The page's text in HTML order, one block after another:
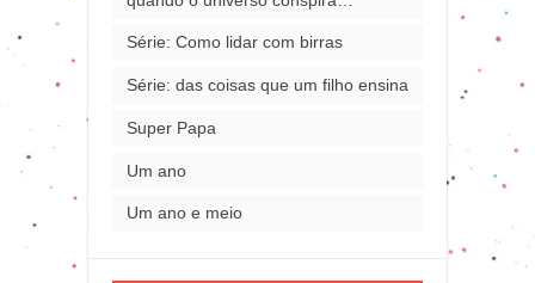
Série: Como lidar com birras
Série: das coisas que um filho ensina
Super Papa
Um ano
Um ano e meio